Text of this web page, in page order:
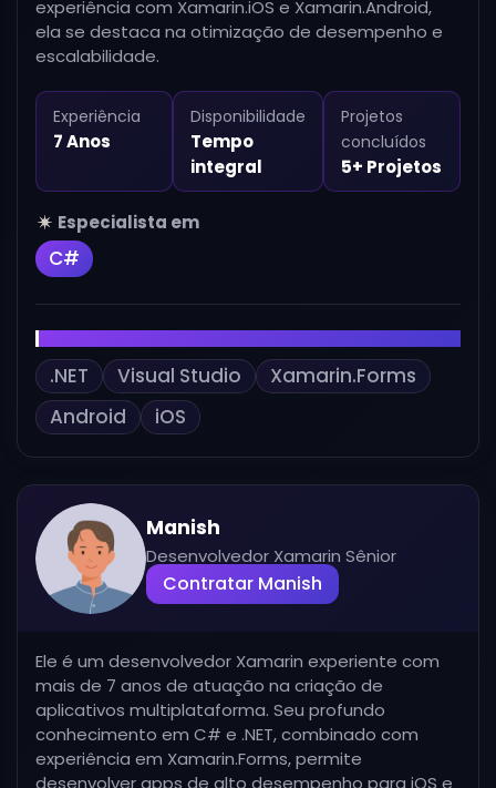
experiência com Xamarin.iOS e Xamarin.Android,
ela se destaca na otimização de desempenho e
escalabilidade.
Experiência
7 Anos
Disponibilidade
Tempo
integral
Projetos
concluídos
5+ Projetos
Especialista em
C#
Outras habilidades
.NET Visual Studio
Xamarin.Forms
Android
iOS
Manish
Desenvolvedor Xamarin Sênior
Contratar Manish
Ele é um desenvolvedor Xamarin experiente com
mais de 7 anos de atuação na criação de
aplicativos multiplataforma. Seu profundo
conhecimento em C# e .NET, combinado com
experiência em Xamarin.Forms, permite
desenvolver apps de alto desempenho para iOS e